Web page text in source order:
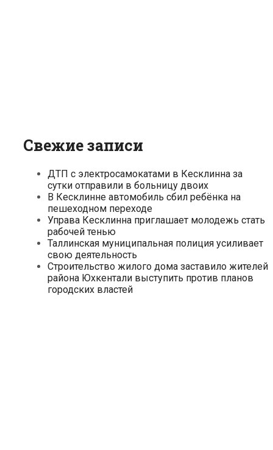
Свежие записи
ДТП с электросамокатами в Кесклинна за
сутки отправили в больницу двоих
В Кесклинне автомобиль сбил ребёнка на
пешеходном переходе
Управа Кесклинна приглашает молодежь стать
рабочей тенью
Таллинская муниципальная полиция усиливает
свою деятельность
Строительство жилого дома заставило жителей
района Юхкентали выступить против планов
городских властей